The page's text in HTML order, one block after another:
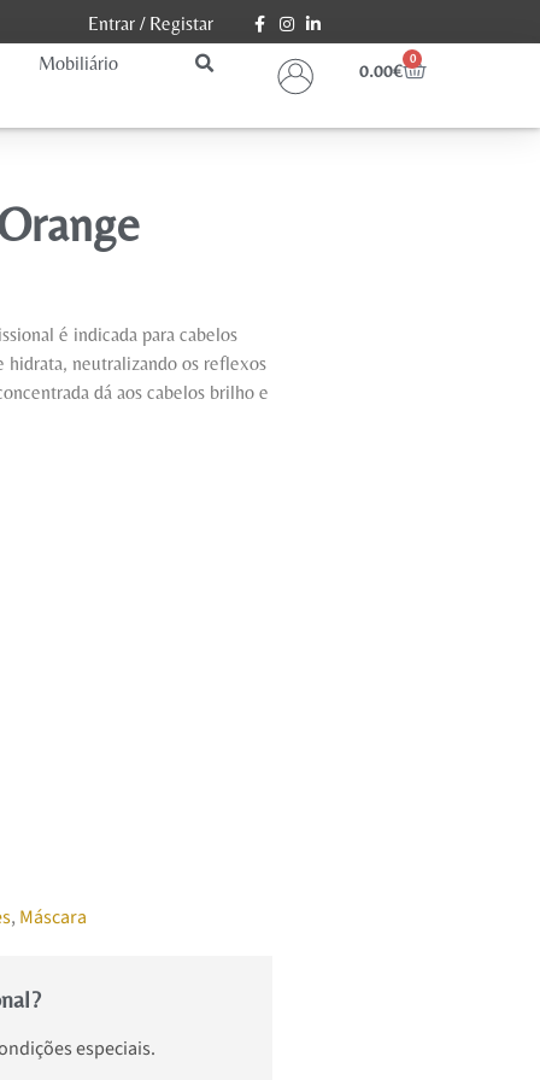
Entrar/ Registar
Mobiliário
0.00€
0
é indicada para cabelos
hidrata, neutralizando os reflexos
dá aos cabelos brilho e
, Máscara
especiais.